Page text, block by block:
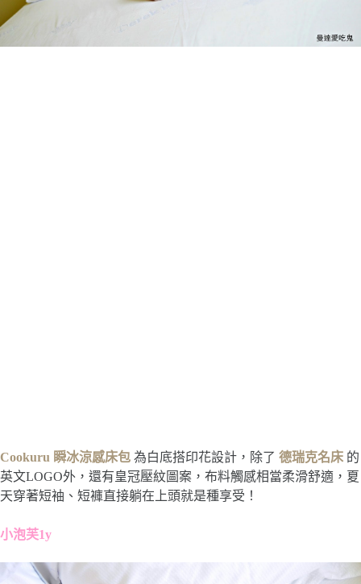
Cookuru 瞬冰涼感床包 為白底搭印花設計，除了 德瑞克名床 的
英文LOGO外，還有皇冠壓紋圖案，布料觸感相當柔滑舒適，夏
天穿著短袖、短褲直接躺在上頭就是種享受！
小泡芙1y